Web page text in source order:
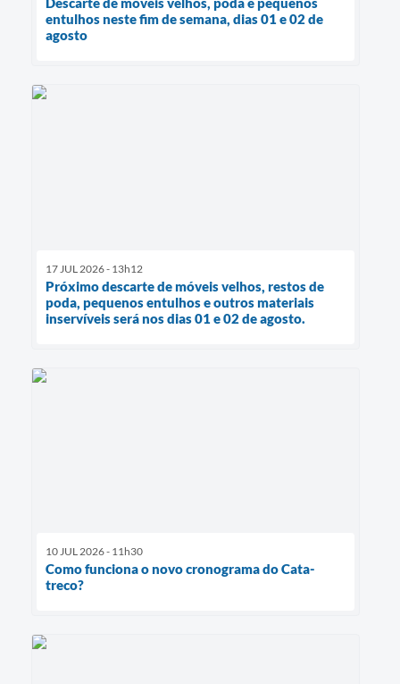
entulhos neste fim de semana, dias 01 e 02 de
agosto
17 JUL 2026 - 13h12
Próximo descarte de móveis velhos, restos de
poda, pequenos entulhos e outros materiais
inservíveis será nos dias 01 e 02 de agosto.
10 JUL 2026 - 11h30
Como funciona o novo cronograma do Cata-
treco?